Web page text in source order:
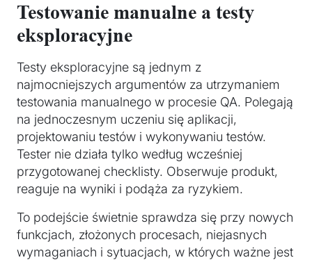
Testowanie manualne a testy
eksploracyjne
Testy eksploracyjne są jednym z
najmocniejszych argumentów za utrzymaniem
testowania manualnego w procesie QA. Polegają
na jednoczesnym uczeniu się aplikacji,
projektowaniu testów i wykonywaniu testów.
Tester nie działa tylko według wcześniej
przygotowanej checklisty. Obserwuje produkt,
reaguje na wyniki i podąża za ryzykiem.
To podejście świetnie sprawdza się przy nowych
funkcjach, złożonych procesach, niejasnych
wymaganiach i sytuacjach, w których ważne jest